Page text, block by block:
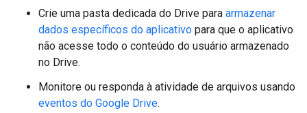
Crie uma pasta dedicada do Drive para armazenar
dados específicos do aplicativo para que o aplicativo
não acesse todo o conteúdo do usuário armazenado
no Drive.
Monitore ou responda à atividade de arquivos usando
eventos do Google Drive.